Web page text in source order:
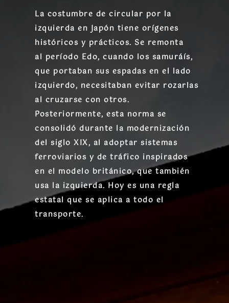
La costumbre de circular por la
izquierda en Japón tiene orígenes
históricos y prácticos. Se remonta
al período Edo, cuando los samuráís,
que portaban sus espadas en el lado
izquierdo, necesitaban evitar rozarlas
al cruzarse con otros.
Posteriormente, esta norma se
consolidó durante la modernización
del siglo XIX, al adoptar sistemas
ferroviarios y de tráfico inspirados
en el modelo británico, que también
usa la izquierda. Hoy es una regla
estatal que se aplica a todo el
transporte.